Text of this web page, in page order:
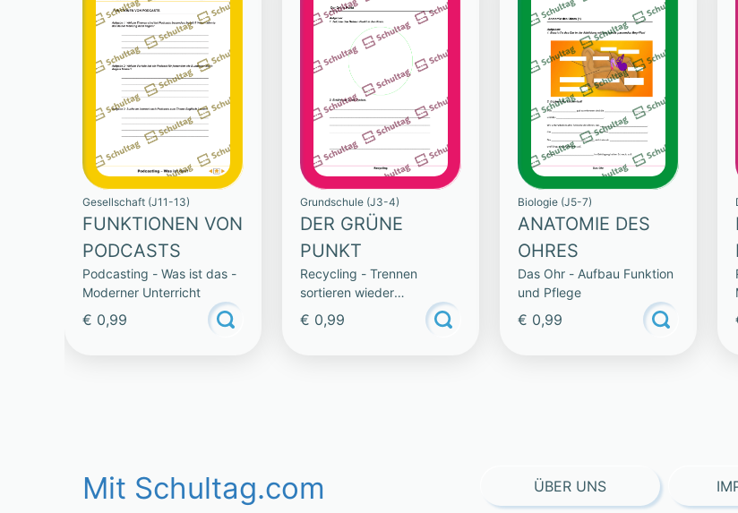
Gesellschaft (J11-13)
FUNKTIONEN VON
PODCASTS
Podcasting - Was ist das -
Moderner Unterricht
€ 0,99
Grundschule (J3-4)
DER GRÜNE
PUNKT
Recycling - Trennen
sortieren wieder
verwenden
€ 0,99
Biologie (J5-7)
ANATOMIE DES
OHRES
Das Ohr - Aufbau Funktion
und Pflege
€ 0,99
Mit Schultag.com
ÜBER UNS